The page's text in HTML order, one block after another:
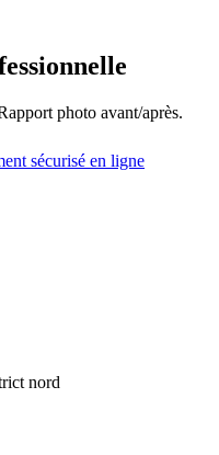
photo avant/après.
sécurisé en ligne
nord